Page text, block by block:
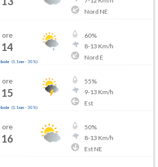
Nord NE
ore
14
(1.1mm- 30 %)
60%
8-13 Km/h
Nord E
ore
15
(1.1mm- 30 %)
55%
9-13 Km/h
Est
ore
16
50%
8-13 Km/h
Est NE